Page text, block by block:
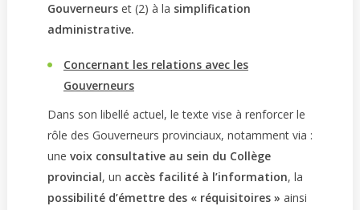
Gouverneurset (2) à la simplification
administrative.
Concernant les relations avec les
Gouverneurs
Dans son libellé actuel, le texte vise à renforcer le
rôle des Gouverneurs provinciaux, notamment via :
une voix consultative au sein du Collège
provincial, un accès facilité à l’information, la
possibilité d’émettre des « réquisitoires » ainsi